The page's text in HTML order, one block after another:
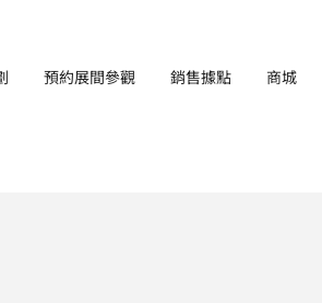
預約展間參觀 銷售據點 商城